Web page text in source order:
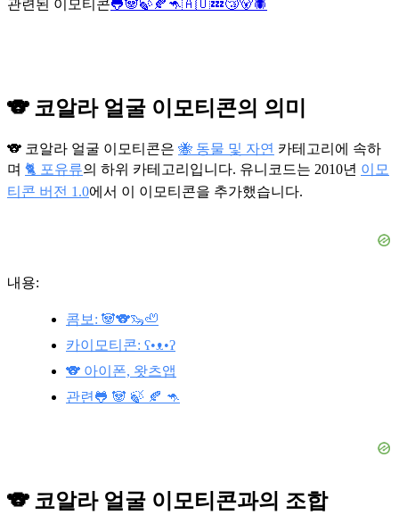
관련된 이모티콘🐸🐼🍃 🍂 🦘🇦🇺💤😴🐻🕷️
🐨 코알라 얼굴 이모티콘의 의미
🐨 코알라 얼굴 이모티콘은 🐝 동물 및 자연 카테고리에 속하
며 🐈 포유류의 하위 카테고리입니다. 유니코드는 2010년 이모
티콘 버전 1.0에서 이 이모티콘을 추가했습니다.
내용:
콤보: 🐼🐨🦦🦥
카이모티콘: ʕ•ᴥ•ʔ
🐨 아이폰, 왓츠앱
관련🐸 🐼 🍃 🍂 🦘
🐨 코알라 얼굴 이모티콘과의 조합